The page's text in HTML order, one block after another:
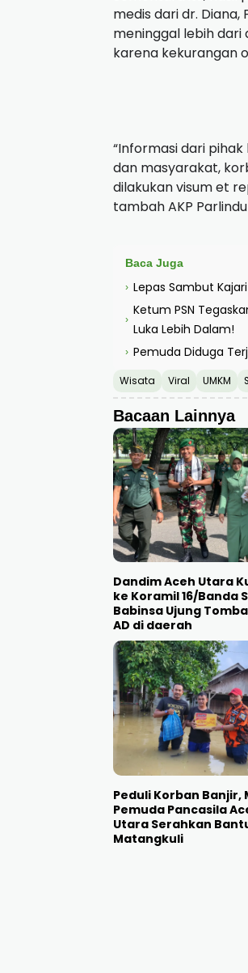
medis dari dr.
meninggal lebih
karena kekurangan
“Informasi dari
dan masyarakat,
dilakukan visum et
tambah AKP
Baca Juga
› Lepas Sambut
›
Ketum PSN
Luka Lebih Dalam!
› Pemuda Diduga
Wisata Viral UMKM
Bacaan Lainnya
Dandim Aceh Utara
ke Koramil 16/Banda
Babinsa Ujung
AD di daerah
Peduli Korban Banjir,
Pemuda Pancasila
Utara Serahkan
Matangkuli